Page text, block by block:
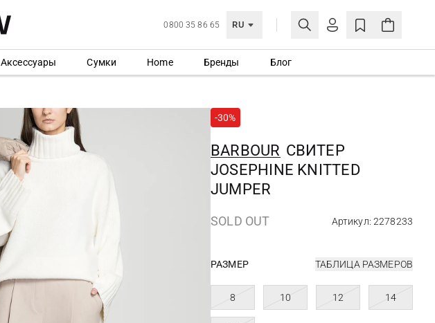
0800 35 86 65 RU
ЛИЧНЫЙ КАБИНЕТ
СОЗДАТЬ УЧЕТНУЮ ЗАПИСЬ
Аксессуары Сумки Home Бренды Блог
-30%
BARBOUR СВИТЕР
JOSEPHINE KNITTED
JUMPER
SOLD OUT Артикул: 2278233
РАЗМЕР ТАБЛИЦА РАЗМЕРОВ
8 10 12 14